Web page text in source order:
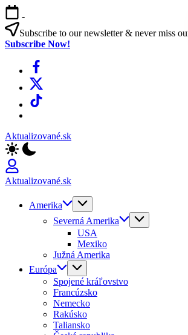
Skip
to
content
-
Subscribe to our newsletter & never miss
Subscribe Now!
Facebook
X
TikTok
Aktualizované.sk
Aktualizované.sk
Amerika
Severná Amerika
USA
Mexiko
Južná Amerika
Európa
Spojené kráľovstvo
Francúzsko
Nemecko
Rakúsko
Taliansko